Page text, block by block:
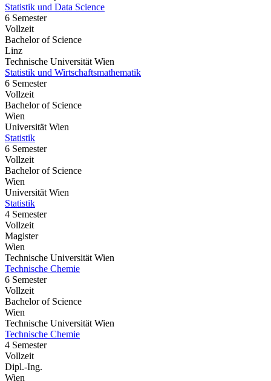
Statistik und Data Science
6 Semester
Vollzeit
Bachelor of Science
Linz
Technische Universität Wien
Statistik und Wirtschaftsmathematik
6 Semester
Vollzeit
Bachelor of Science
Wien
Universität Wien
Statistik
6 Semester
Vollzeit
Bachelor of Science
Wien
Universität Wien
Statistik
4 Semester
Vollzeit
Magister
Wien
Technische Universität Wien
Technische Chemie
6 Semester
Vollzeit
Bachelor of Science
Wien
Technische Universität Wien
Technische Chemie
4 Semester
Vollzeit
Dipl.-Ing.
Wien